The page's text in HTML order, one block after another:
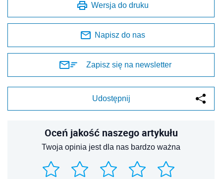
Wersja do druku
Napisz do nas
Zapisz się na newsletter
Udostępnij
Oceń jakość naszego artykułu
Twoja opinia jest dla nas bardzo ważna